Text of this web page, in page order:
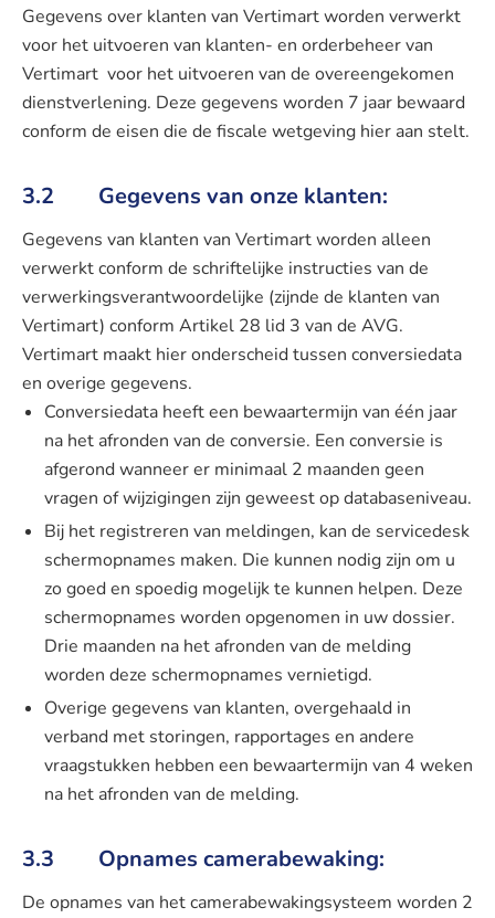
Gegevens over klanten van Vertimart worden verwerkt
voor het uitvoeren van klanten- en orderbeheer van
Vertimart voor het uitvoeren van de overeengekomen
dienstverlening. Deze gegevens worden 7 jaar bewaard
conform de eisen die de fiscale wetgeving hier aan stelt.
3.2 Gegevens van onze klanten:
Gegevens van klanten van Vertimart worden alleen
verwerkt conform de schriftelijke instructies van de
verwerkingsverantwoordelijke (zijnde de klanten van
Vertimart) conform Artikel 28 lid 3 van de AVG.
Vertimart maakt hier onderscheid tussen conversiedata
en overige gegevens.
Conversiedata heeft een bewaartermijn van één jaar
na het afronden van de conversie. Een conversie is
afgerond wanneer er minimaal 2 maanden geen
vragen of wijzigingen zijn geweest op databaseniveau.
Bij het registreren van meldingen, kan de servicedesk
schermopnames maken. Die kunnen nodig zijn om u
zo goed en spoedig mogelijk te kunnen helpen. Deze
schermopnames worden opgenomen in uw dossier.
Drie maanden na het afronden van de melding
worden deze schermopnames vernietigd.
Overige gegevens van klanten, overgehaald in
verband met storingen, rapportages en andere
vraagstukken hebben een bewaartermijn van 4 weken
na het afronden van de melding.
3.3 Opnames camerabewaking:
De opnames van het camerabewakingsysteem worden 2